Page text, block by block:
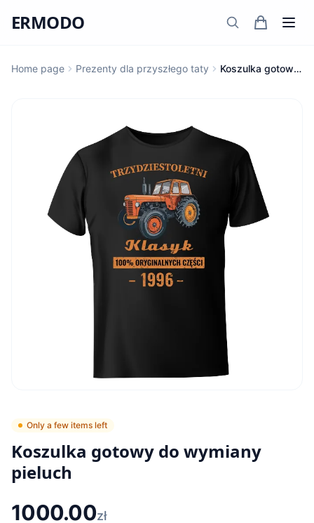
ERMODO
Home page Prezenty dla przyszłego taty Koszulka gotowy do wymiany pieluch
Only a few items left
Koszulka gotowy do wymiany
pieluch
1000.00zł